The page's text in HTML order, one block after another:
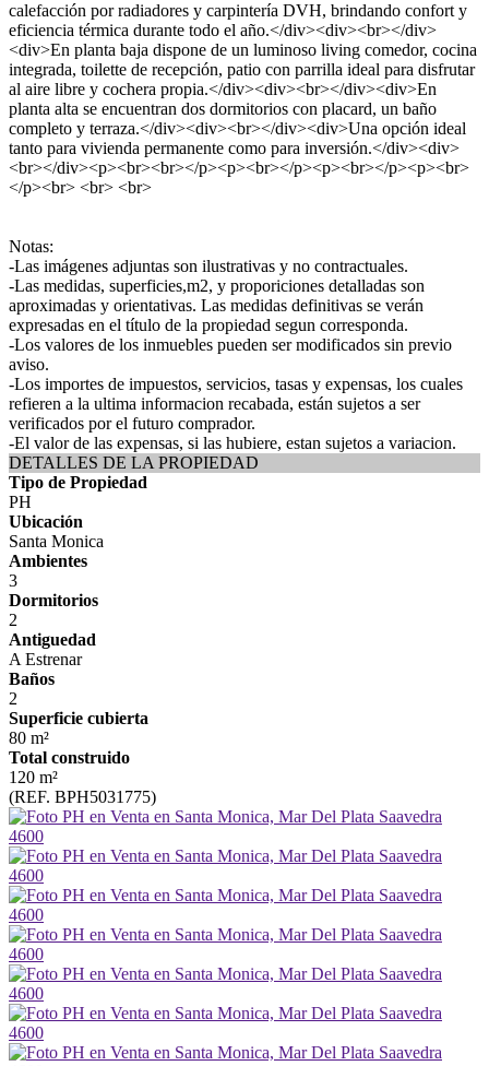
calefacción por radiadores y carpintería DVH, brindando confort y
eficiencia térmica durante todo el año.</div><div><br></div>
<div>En planta baja dispone de un luminoso living comedor, cocina
integrada, toilette de recepción, patio con parrilla ideal para disfrutar
al aire libre y cochera propia.</div><div><br></div><div>En
planta alta se encuentran dos dormitorios con placard, un baño
completo y terraza.</div><div><br></div><div>Una opción ideal
tanto para vivienda permanente como para inversión.</div><div>
<br></div><p><br><br></p><p><br></p><p><br></p><p><br>
</p><br> <br> <br>
Notas:
-Las imágenes adjuntas son ilustrativas y no contractuales.
-Las medidas, superficies,m2, y proporiciones detalladas son
aproximadas y orientativas. Las medidas definitivas se verán
expresadas en el título de la propiedad segun corresponda.
-Los valores de los inmuebles pueden ser modificados sin previo
aviso.
-Los importes de impuestos, servicios, tasas y expensas, los cuales
refieren a la ultima informacion recabada, están sujetos a ser
verificados por el futuro comprador.
-El valor de las expensas, si las hubiere, estan sujetos a variacion.
DETALLES DE LA PROPIEDAD
Tipo de Propiedad
PH
Ubicación
Santa Monica
Ambientes
3
Dormitorios
2
Antiguedad
A Estrenar
Baños
2
Superficie cubierta
80 m²
Total construido
120 m²
(REF. BPH5031775)